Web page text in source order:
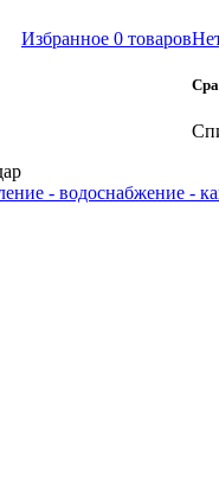
Избранное 0 товаров
- водоснабжение -